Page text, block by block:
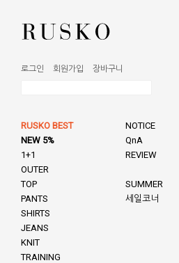
로그인 회원가입 장바구니
RUSKO BEST
NEW 5%
1+1
OUTER
TOP
PANTS
SHIRTS
JEANS
KNIT
TRAINING
NOTICE
QnA
REVIEW
SUMMER
세일코너